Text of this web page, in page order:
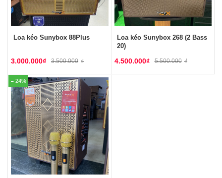
Loa kéo Sunybox 88Plus
3.500.000 ₫
3.000.000₫
Loa kéo Sunybox 268 (2 Bass
20)
5.500.000 ₫
4.500.000₫
24%